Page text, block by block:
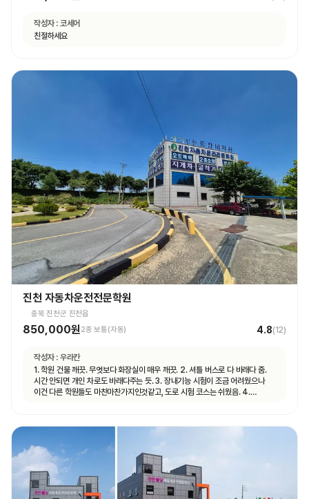
작성자 : 코세어
친절하세요
진천 자동차운전전문학원
충북 진천군 진천읍
850,000원2종 보통(자동) 4.8(12)
작성자 : 우라칸
1. 학원 건물 깨끗. 무엇보다 화장실이 매우 깨끗. 2. 셔틀 버스로 다 바래다 줌.
시간 안되면 개인 차로도 바래다주는 듯. 3. 장내기능 시험이 조금 어려웠으나
이건 다른 학원들도 마찬마찬가지인것같고, 도로 시험 코스는 쉬웠음. 4.